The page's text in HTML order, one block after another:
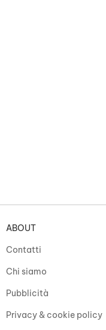
ABOUT
Contatti
Chi siamo
Pubblicità
Privacy & cookie policy